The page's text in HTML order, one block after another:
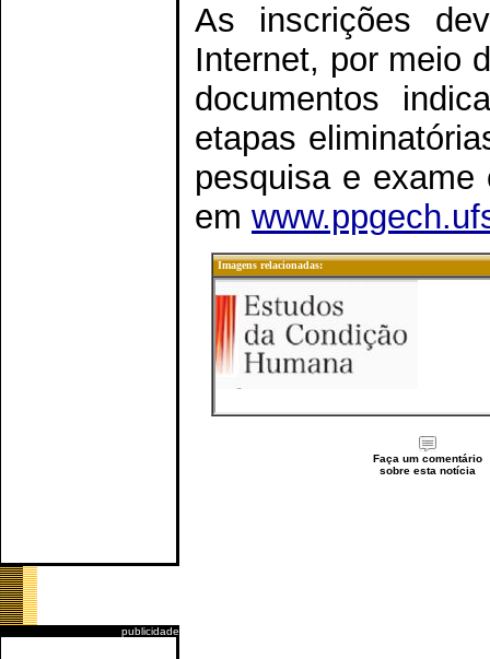
publicidade
As inscrições
Internet, por meio
documentos
etapas
pesquisa e
em
Imagens relacionadas:
Faça um comentário
sobre esta notícia